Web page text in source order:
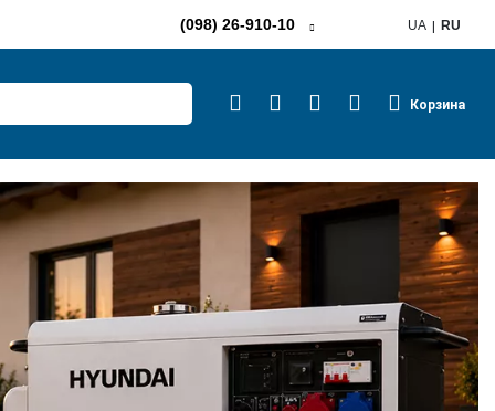
(098) 26-910-10 UA RU
Корзина